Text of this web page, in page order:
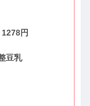
円
豆乳